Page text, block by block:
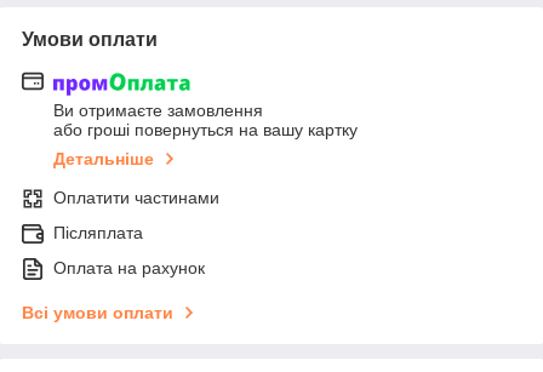
Умови оплати
Ви отримаєте замовлення
або гроші повернуться на вашу картку
Детальніше
Оплатити частинами
Післяплата
Оплата на рахунок
Всі умови оплати